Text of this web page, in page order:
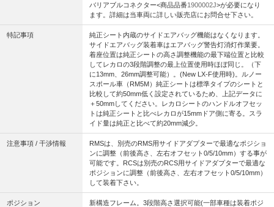
バリアブルコネクター<商品品番1900002J>が必要になり
ます。詳細は当車両に詳しい販売店にお問合せ下さい。
特記事項
純正シート内蔵のサイドエアバッグ機能はなくなります。
サイドエアバッグ装着車はエアバッグ警告灯消灯作業要。
着座位置は純正シートの高さ調整機能の最下端位置と比較
してレカロの3段階調整の最上位置使用時ほぼ同じ。（下
に13mm、26mm調整可能）。(New LX-F使用時)。ルノー
スポール車（RM5M）純正シートは標準タイプのシートと
比較して約50mm低く設定されているため、上記データに
＋50mmしてください。レカロシートのハンドルオフセッ
トは純正シートと比べレカロが15mmドア側に寄る。スラ
イド量は純正と比べて約20mm減少。
注意事項 / 干渉情報
RMSは、別売のRMS用サイドアダプターで最適なポジショ
ンに調整（前後高さ、左右オフセット0/5/10mm）する事が
可能です。RCSは別売のRCS用サイドアダプターで最適な
ポジションに調整（前後高さ、左右オフセット0/5/10mm）
して装着下さい。
ポジション
新構造フレーム。3段階高さ選択可能(一部車種は装着ポジ